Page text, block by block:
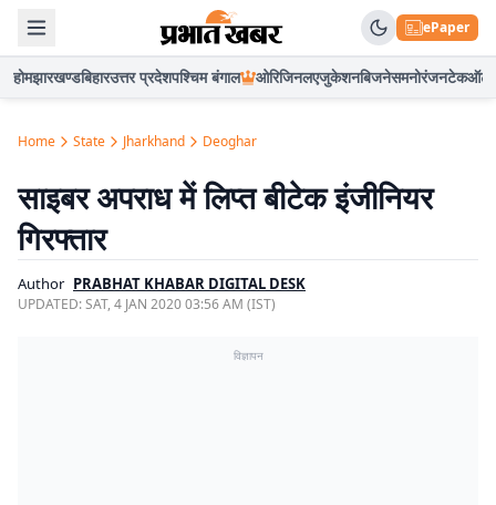
ePaper
होमझारखण्डबिहारउत्तर प्रदेशपश्चिम बंगाल ओरिजिनलएजुकेशनबिजनेसमनोरंजनटेकऑटो
Home State Jharkhand Deoghar
साइबर अपराध में लिप्त बीटेक इंजीनियर
गिरफ्तार
Author PRABHAT KHABAR DIGITAL DESK
UPDATED:SAT, 4 JAN 2020 03:56 AM (IST)
विज्ञापन